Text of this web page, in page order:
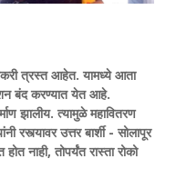
त्रस्त आहेत. यामध्ये आता
बंद करण्यात येत आहे.
झालीय. त्यामुळे महावितरण
रस्त्यावर उत्तर बार्शी - सोलापूर
नाही, तोपर्यंत रास्ता रोको